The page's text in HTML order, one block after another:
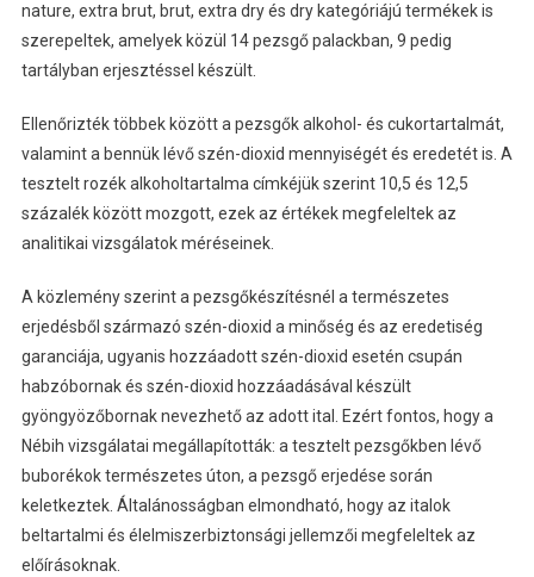
nature, extra brut, brut, extra dry és dry kategóriájú termékek is
szerepeltek, amelyek közül 14 pezsgő palackban, 9 pedig
tartályban erjesztéssel készült.
Ellenőrizték többek között a pezsgők alkohol- és cukortartalmát,
valamint a bennük lévő szén-dioxid mennyiségét és eredetét is. A
tesztelt rozék alkoholtartalma címkéjük szerint 10,5 és 12,5
százalék között mozgott, ezek az értékek megfeleltek az
analitikai vizsgálatok méréseinek.
A közlemény szerint a pezsgőkészítésnél a természetes
erjedésből származó szén-dioxid a minőség és az eredetiség
garanciája, ugyanis hozzáadott szén-dioxid esetén csupán
habzóbornak és szén-dioxid hozzáadásával készült
gyöngyözőbornak nevezhető az adott ital. Ezért fontos, hogy a
Nébih vizsgálatai megállapították: a tesztelt pezsgőkben lévő
buborékok természetes úton, a pezsgő erjedése során
keletkeztek. Általánosságban elmondható, hogy az italok
beltartalmi és élelmiszerbiztonsági jellemzői megfeleltek az
előírásoknak.